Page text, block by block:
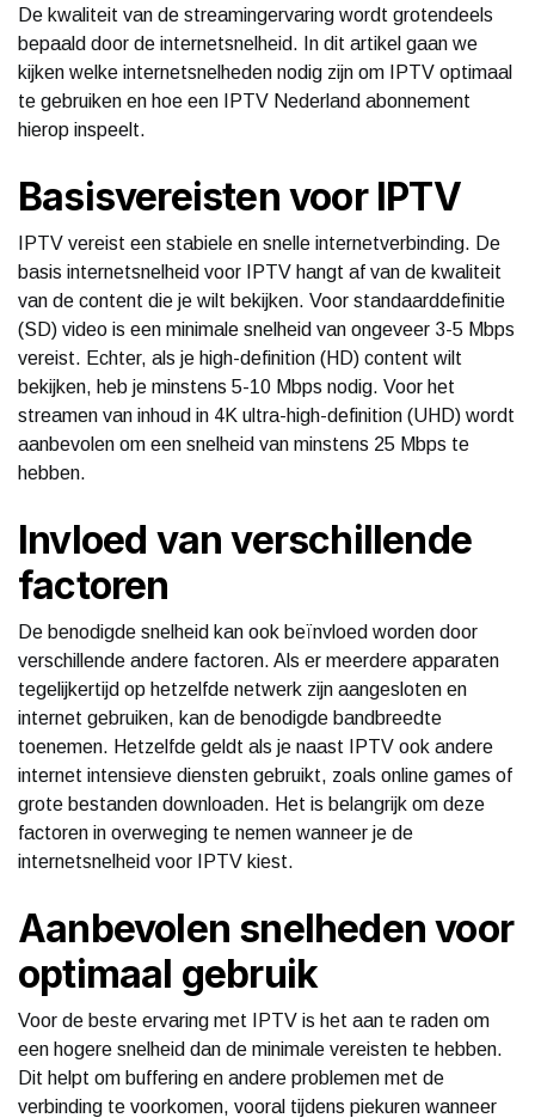
De kwaliteit van de streamingervaring wordt grotendeels
bepaald door de internetsnelheid. In dit artikel gaan we
kijken welke internetsnelheden nodig zijn om IPTV optimaal
te gebruiken en hoe een IPTV Nederland abonnement
hierop inspeelt.
Basisvereisten voor IPTV
IPTV vereist een stabiele en snelle internetverbinding. De
basis internetsnelheid voor IPTV hangt af van de kwaliteit
van de content die je wilt bekijken. Voor standaarddefinitie
(SD) video is een minimale snelheid van ongeveer 3-5 Mbps
vereist. Echter, als je high-definition (HD) content wilt
bekijken, heb je minstens 5-10 Mbps nodig. Voor het
streamen van inhoud in 4K ultra-high-definition (UHD) wordt
aanbevolen om een snelheid van minstens 25 Mbps te
hebben.
Invloed van verschillende
factoren
De benodigde snelheid kan ook beïnvloed worden door
verschillende andere factoren. Als er meerdere apparaten
tegelijkertijd op hetzelfde netwerk zijn aangesloten en
internet gebruiken, kan de benodigde bandbreedte
toenemen. Hetzelfde geldt als je naast IPTV ook andere
internet intensieve diensten gebruikt, zoals online games of
grote bestanden downloaden. Het is belangrijk om deze
factoren in overweging te nemen wanneer je de
internetsnelheid voor IPTV kiest.
Aanbevolen snelheden voor
optimaal gebruik
Voor de beste ervaring met IPTV is het aan te raden om
een hogere snelheid dan de minimale vereisten te hebben.
Dit helpt om buffering en andere problemen met de
verbinding te voorkomen, vooral tijdens piekuren wanneer